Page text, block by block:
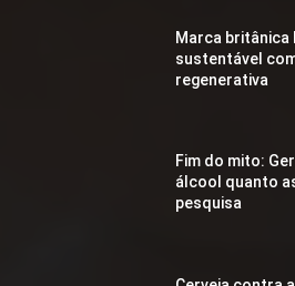
Marca britânica
sustentável
regenerativa
Fim do mito:
álcool quanto
pesquisa